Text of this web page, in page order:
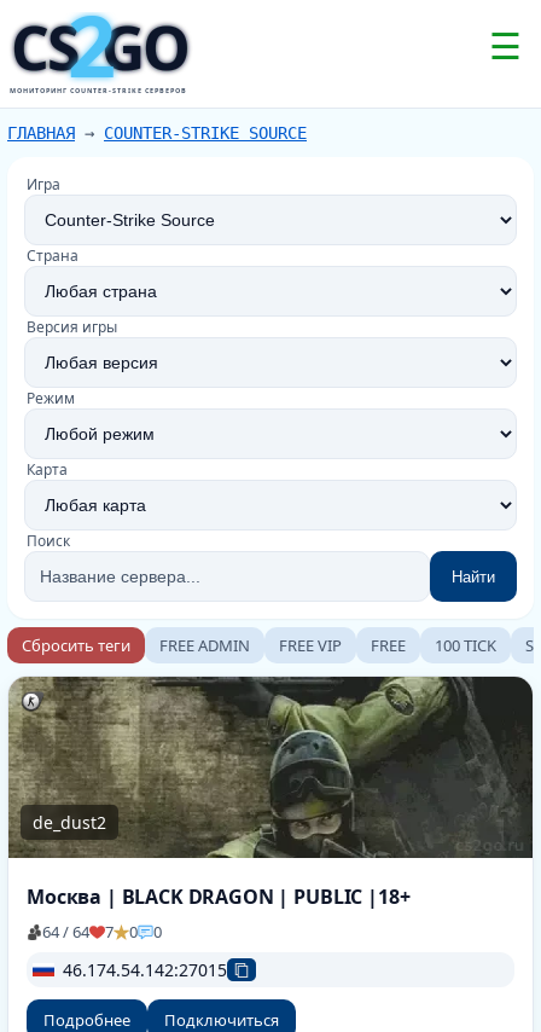
CS GO
2
МОНИТОРИНГ COUNTER-STRIKE СЕРВЕРОВ
☰
ГЛАВНАЯ → COUNTER-STRIKE SOURCE
Игра
Страна
Версия игры
Режим
Карта
Поиск
Найти
Сбросить теги FREE ADMIN FREE VIP FREE 100 TICK
de_dust2
Москва | BLACK DRAGON | PUBLIC |18+
64 / 64 7 0 0
46.174.54.142:27015
Подробнее Подключиться